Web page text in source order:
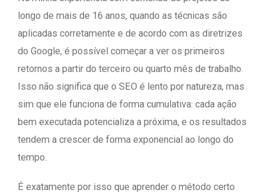
longo de mais de 16 anos, quando as técnicas são
aplicadas corretamente e de acordo com as diretrizes
do Google, é possível começar a ver os primeiros
retornos a partir do terceiro ou quarto mês de trabalho.
Isso não significa que o SEO é lento por natureza, mas
sim que ele funciona de forma cumulativa: cada ação
bem executada potencializa a próxima, e os resultados
tendem a crescer de forma exponencial ao longo do
tempo.
É exatamente por isso que aprender o método certo